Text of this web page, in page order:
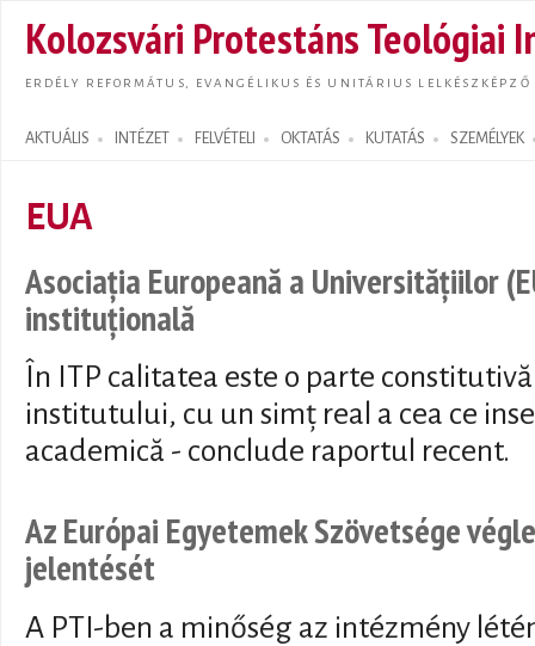
Kolozsvári Protestáns Teológiai
ERDÉLY REFORMÁTUS, EVANGÉLIKUS ÉS UNITÁRIUS LELKÉSZKÉPZŐ
AKTUÁLIS INTÉZET FELVÉTELI OKTATÁS KUTATÁS SZEMÉLYEK
Search form
EUA
Asociația Europeană a Universitățiilor
instituțională
În ITP calitatea este o parte
institutului, cu un simț real a cea ce
academică - conclude raportul recent.
Az Európai Egyetemek Szövetsége
jelentését
A PTI-ben a minőség az intézmény